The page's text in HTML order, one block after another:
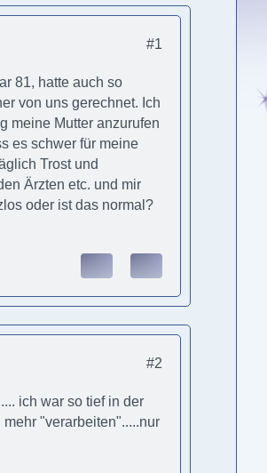
#1
81, hatte auch so
von uns gerechnet. Ich
meine Mutter anzurufen
es schwer für meine
Trost und
Ärzten etc. und mir
oder ist das normal?
#2
ich war so tief in der
"verarbeiten".....nur